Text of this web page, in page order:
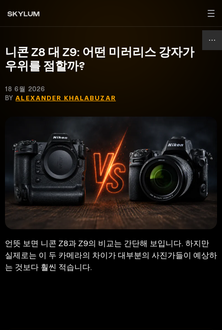
니콘 Z8 대 Z9: 어떤 미러리스 강자가
우위를 점할까?
18 6월 2026
BYALEXANDER KHALABUZAR
언뜻 보면 니콘 Z8과 Z9의 비교는 간단해 보입니다. 하지만
실제로는 이 두 카메라의 차이가 대부분의 사진가들이 예상하
는 것보다 훨씬 적습니다.